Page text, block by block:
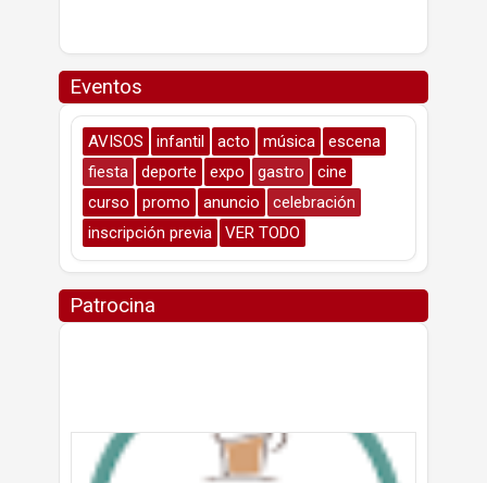
Eventos
AVISOS infantil acto música
escena
fiesta
deporte expo gastro
cine
curso
promo anuncio
celebración
inscripción previa
VER TODO
Patrocina